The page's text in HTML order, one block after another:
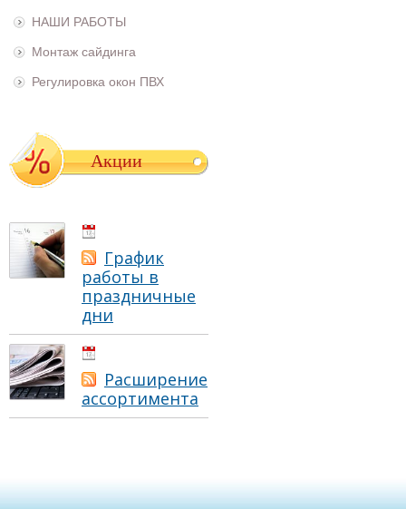
НАШИ РАБОТЫ
Монтаж сайдинга
Регулировка окон ПВХ
Акции
График
работы в
праздничные
дни
Расширение
ассортимента